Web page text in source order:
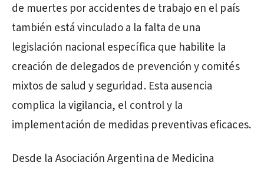
de muertes por accidentes de trabajo en el país
también está vinculado a la falta de una
legislación nacional específica que habilite la
creación de delegados de prevención y comités
mixtos de salud y seguridad. Esta ausencia
complica la vigilancia, el control y la
implementación de medidas preventivas eficaces.
Desde la Asociación Argentina de Medicina